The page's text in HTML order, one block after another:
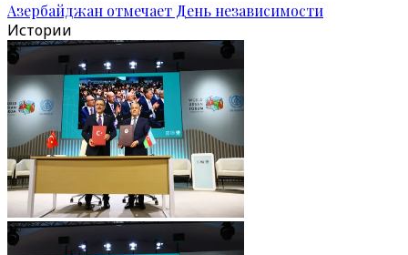
Азербайджан отмечает День независимости
Истории